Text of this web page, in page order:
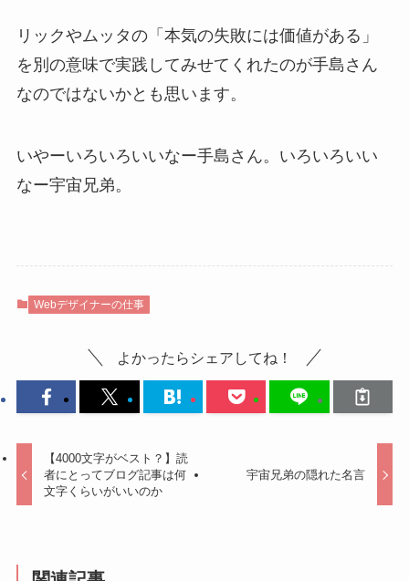
リックやムッタの「本気の失敗には価値がある」
を別の意味で実践してみせてくれたのが手島さん
なのではないかとも思います。
いやーいろいろいいなー手島さん。いろいろいい
なー宇宙兄弟。
Webデザイナーの仕事
よかったらシェアしてね！
【4000文字がベスト？】読
者にとってブログ記事は何
文字くらいがいいのか
宇宙兄弟の隠れた名言